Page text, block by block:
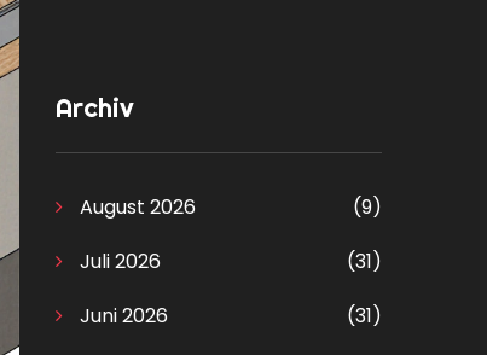
Archiv
August 2026
(9)
Juli 2026
(31)
Juni 2026
(31)